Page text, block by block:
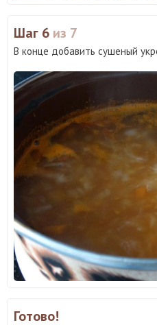
Шаг 6 из 7
В конце добавить сушеный
Готово!